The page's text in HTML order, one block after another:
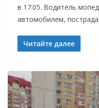
в 17:05. Водитель
автомобилем,
Читайте далее